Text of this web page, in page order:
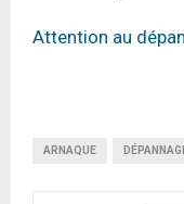
Attention au
ARNAQUE